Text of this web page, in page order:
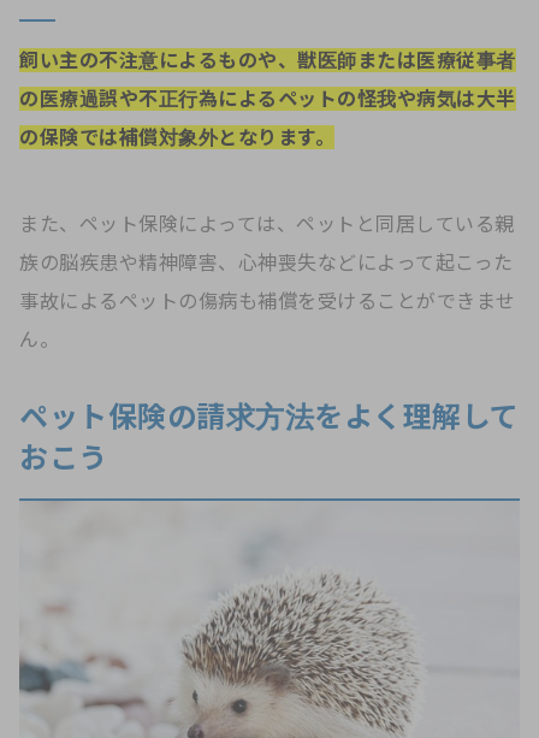
飼い主の不注意によるものや、獣医師または医療従事者
の医療過誤や不正行為によるペットの怪我や病気は大半
の保険では補償対象外となります。
また、ペット保険によっては、ペットと同居している親
族の脳疾患や精神障害、心神喪失などによって起こった
事故によるペットの傷病も補償を受けることができませ
ん。
ペット保険の請求方法をよく理解して
おこう